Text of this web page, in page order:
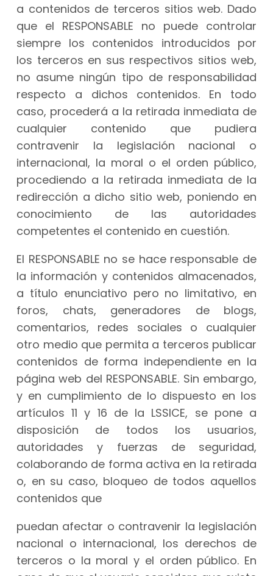
a contenidos de terceros sitios web. Dado
que el RESPONSABLE no puede controlar
siempre los contenidos introducidos por
los terceros en sus respectivos sitios web,
no asume ningún tipo de responsabilidad
respecto a dichos contenidos. En todo
caso, procederá a la retirada inmediata de
cualquier contenido que pudiera
contravenir la legislación nacional o
internacional, la moral o el orden público,
procediendo a la retirada inmediata de la
redirección a dicho sitio web, poniendo en
conocimiento de las autoridades
competentes el contenido en cuestión.
El RESPONSABLE no se hace responsable de
la información y contenidos almacenados,
a título enunciativo pero no limitativo, en
foros, chats, generadores de blogs,
comentarios, redes sociales o cualquier
otro medio que permita a terceros publicar
contenidos de forma independiente en la
página web del RESPONSABLE. Sin embargo,
y en cumplimiento de lo dispuesto en los
artículos 11 y 16 de la LSSICE, se pone a
disposición de todos los usuarios,
autoridades y fuerzas de seguridad,
colaborando de forma activa en la retirada
o, en su caso, bloqueo de todos aquellos
contenidos que
puedan afectar o contravenir la legislación
nacional o internacional, los derechos de
terceros o la moral y el orden público. En